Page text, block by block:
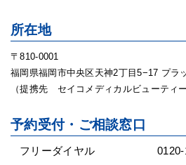
所在地
〒810-0001
福岡県福岡市中央区天神2丁目5−17 プラ
（提携先 セイコメディカルビューティ
予約受付・ご相談窓口
フリーダイヤル